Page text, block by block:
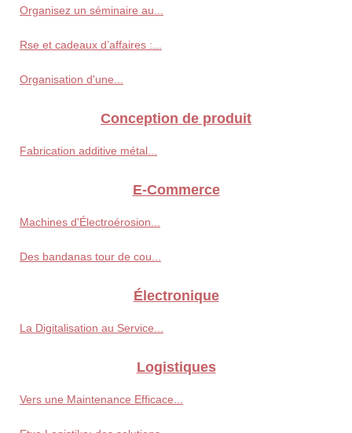
Organisez un séminaire au...
Rse et cadeaux d’affaires :...
Organisation d'une...
Conception de produit
Fabrication additive métal...
E-Commerce
Machines d'Électroérosion...
Des bandanas tour de cou...
Électronique
La Digitalisation au Service...
Logistiques
Vers une Maintenance Efficace...